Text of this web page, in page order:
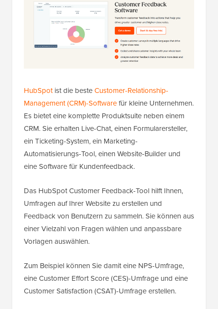
HubSpotist die besteCustomer-Relationship-
Management (CRM)-Softwarefür kleine Unternehmen.
Es bietet eine komplette Produktsuite neben einem
CRM. Sie erhalten Live-Chat, einen Formularersteller,
ein Ticketing-System, ein Marketing-
Automatisierungs-Tool, einen Website-Builder und
eine Software für Kundenfeedback.
Das HubSpot Customer Feedback-Tool hilft Ihnen,
Umfragen auf Ihrer Website zu erstellen und
Feedback von Benutzern zu sammeln. Sie können aus
einer Vielzahl von Fragen wählen und anpassbare
Vorlagen auswählen.
Zum Beispiel können Sie damit eine NPS-Umfrage,
eine Customer Effort Score (CES)-Umfrage und eine
Customer Satisfaction (CSAT)-Umfrage erstellen.